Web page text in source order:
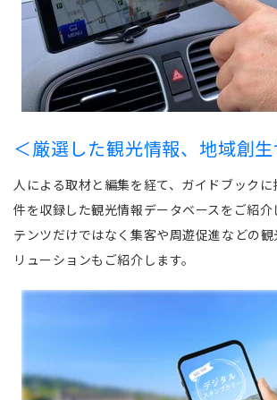
＜厳選した観光情報、地域創
人による取材と編集を経て、ガイドブック
件を収録した観光情報データベースをご紹介
テンツだけではなく集客や周遊促進などの
リューションもご紹介します。